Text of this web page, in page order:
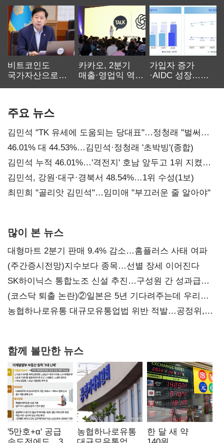
비트코인도
국가자산으로…'
카카오, 2분기
매출·영업익 역대
가입자 증가
·AIDC 성장…
주요 뉴스
김민석 "TK 유세에 도움되는 당대표"…정청래 "벌써
대표된 양 당직 배분"
46.01% 대 44.53%…김민석·정청래 '초박빙'(종합)
김민석 누적 46.01%…'격전지' 호남 앞두고 1위 지켰다
(2보)
김민석, 강원·대구·경북서 48.54%…1위 수성(1보)
최민희 "골리앗 김민석"…임미애 "부끄러운 줄 알아야"
많이 본 뉴스
대형마트 2분기 판매 9.4% 감소…홈플러스 사태 여파
(주간증시전망)지수보다 종목…선별 장세 이어진다
SK하이닉스 통합노조 신설 추진…구성원 간 성과급
불만 확산
(코스닥 퇴출 논란)②일본은 5년 기다려주는데 우리는
당장 퇴출?…시간만으론 부족한 코스닥 구하기
농협하나로유통 대규모유통업법 위반 적발…공정위,
함께 볼만한 뉴스
'5만호+α' 공급
농협하나로유통
한 달 새 약